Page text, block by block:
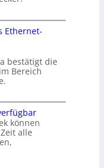
Ethernet-
bestätigt die
Bereich
können
alle